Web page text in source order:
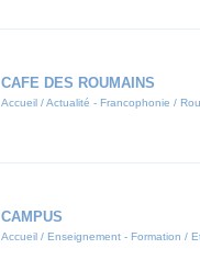
CAFE DES ROUMAINS
Accueil / Actualité - Francophonie /
CAMPUS
Accueil / Enseignement - Formation /